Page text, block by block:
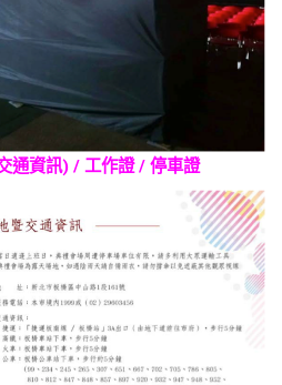
通資訊) / 工作證 / 停車證